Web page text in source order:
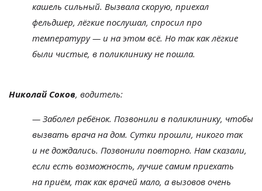
кашель сильный. Вызвала скорую, приехал
фельдшер, лёгкие послушал, спросил про
температуру — и на этом всё. Но так как лёгкие
были чистые, в поликлинику не пошла.
Николай Соков, водитель:
— Заболел ребёнок. Позвонили в поликлинику, чтобы
вызвать врача на дом. Сутки прошли, никого так
и не дождались. Позвонили повторно. Нам сказали,
если есть возможность, лучше самим приехать
на приём, так как врачей мало, а вызовов очень